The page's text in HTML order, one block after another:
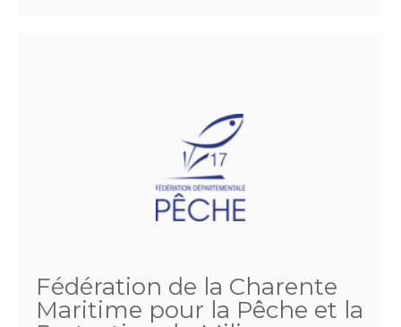
Fédération de la Charente
Maritime pour la Pêche et la